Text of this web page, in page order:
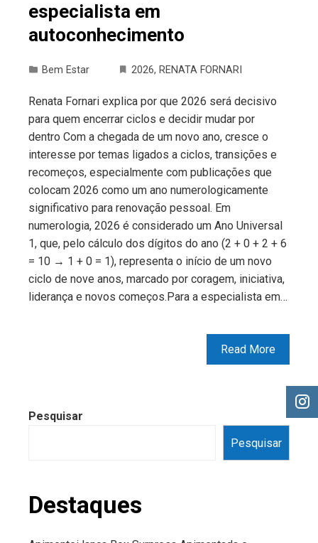
especialista em
autoconhecimento
Bem Estar 2026, RENATA FORNARI
Renata Fornari explica por que 2026 será decisivo
para quem encerrar ciclos e decidir mudar por
dentro Com a chegada de um novo ano, cresce o
interesse por temas ligados a ciclos, transições e
recomeços, especialmente com publicações que
colocam 2026 como um ano numerologicamente
significativo para renovação pessoal. Em
numerologia, 2026 é considerado um Ano Universal
1, que, pelo cálculo dos dígitos do ano (2 + 0 + 2 + 6
= 10 → 1 + 0 = 1), representa o início de um novo
ciclo de nove anos, marcado por coragem, iniciativa,
liderança e novos começos.Para a especialista em…
Read More
Pesquisar
Pesquisar
Destaques